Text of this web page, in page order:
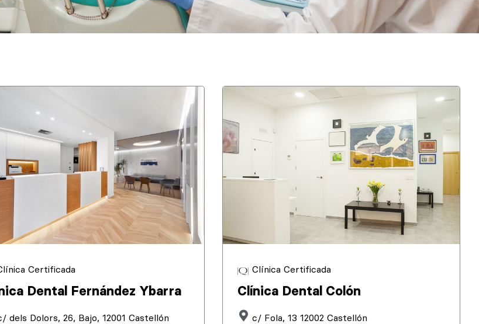
Certificada
Dental Fernández Ybarra
dels Dolors, 26, Bajo, 12001 Castellón
Clínica Certificada
Clínica Dental Colón
c/ Fola, 13 12002 Castellón